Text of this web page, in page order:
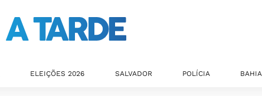
ELEIÇÕES 2026 SALVADOR POLÍCIA BAHIA